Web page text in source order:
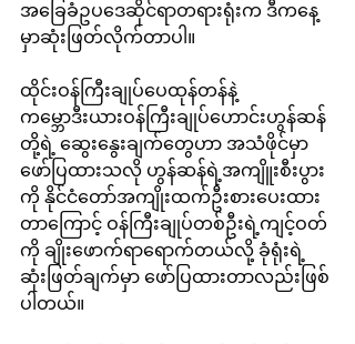
အခြေခံဥပဒေဆိုင်ရာတရားရုံးက ဒီကနေ့
မှာဆုံးဖြတ်လိုက်တာပါ။
ထိုင်းဝန်ကြီးချုပ်ပေထုန်တန်နဲ့
ကမ္ဘောဒီးယားဝန်ကြီးချုပ်ဟောင်းဟွန်ဆန်
တို့ရဲ့ ဆွေးနွေးချက်တွေဟာ အသံဖိုင်မှာ
ဖော်ပြထားသလို ဟွန်ဆန်ရဲ့အကျိူးစီးပွား
ကို နိုင်ငံတော်အကျိုးထက်ဦးစားပေးထား
တာကြောင့် ဝန်ကြီးချုပ်တစ်ဦးရဲ့ကျင့်ဝတ်
ကို ချိုးဖောက်ရာရောက်တယ်လို့ ခုံရုံးရဲ့
ဆုံးဖြတ်ချက်မှာ ဖော်ပြထားတာလည်းဖြစ်
ပါတယ်။